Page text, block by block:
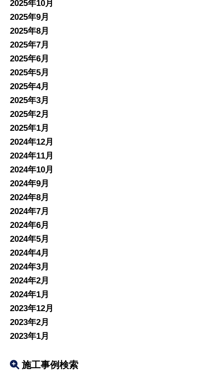
2025年10月
2025年9月
2025年8月
2025年7月
2025年6月
2025年5月
2025年4月
2025年3月
2025年2月
2025年1月
2024年12月
2024年11月
2024年10月
2024年9月
2024年8月
2024年7月
2024年6月
2024年5月
2024年4月
2024年3月
2024年2月
2024年1月
2023年12月
2023年2月
2023年1月
施工事例検索